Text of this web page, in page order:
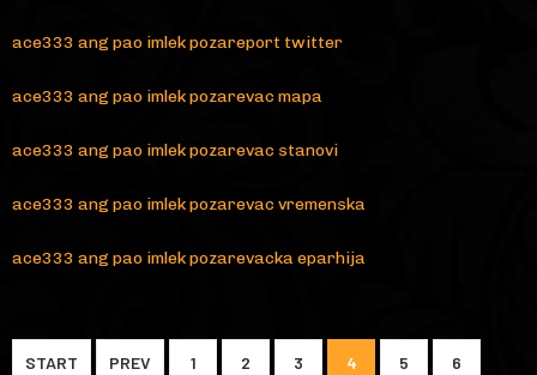
ace333 ang pao imlek pozareport twitter
ace333 ang pao imlek pozarevac mapa
ace333 ang pao imlek pozarevac stanovi
ace333 ang pao imlek pozarevac vremenska
ace333 ang pao imlek pozarevacka eparhija
START PREV 1 2 3 4 5 6